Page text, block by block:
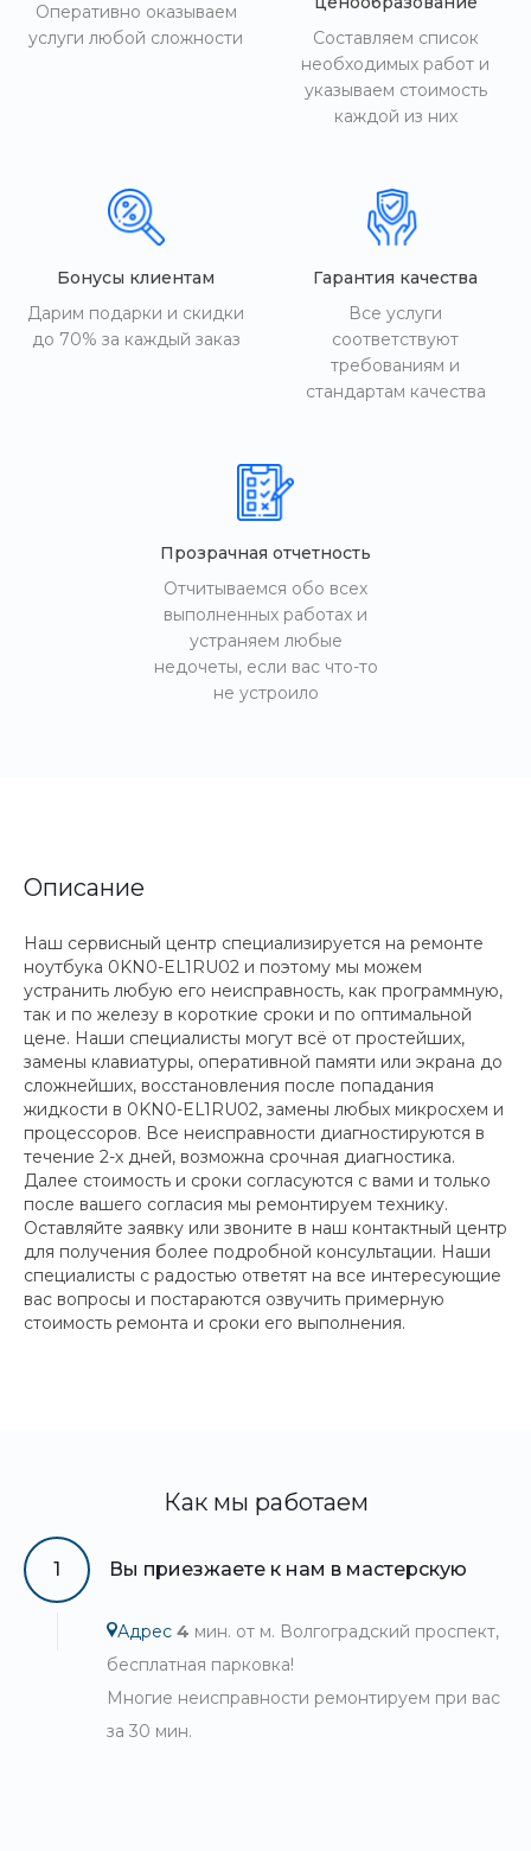
Оперативно оказываем
услуги любой сложности
Составляем список
необходимых работ и
указываем стоимость
каждой из них
Бонусы клиентам
Дарим подарки и скидки
до 70% за каждый заказ
Гарантия качества
Все услуги
соответствуют
требованиям и
стандартам качества
Прозрачная отчетность
Отчитываемся обо всех
выполненных работах и
устраняем любые
недочеты, если вас что-то
не устроило
Описание
Наш сервисный центр специализируется на ремонте
ноутбука 0KN0-EL1RU02 и поэтому мы можем
устранить любую его неисправность, как программную,
так и по железу в короткие сроки и по оптимальной
цене. Наши специалисты могут всё от простейших,
замены клавиатуры, оперативной памяти или экрана до
сложнейших, восстановления после попадания
жидкости в 0KN0-EL1RU02, замены любых микросхем и
процессоров. Все неисправности диагностируются в
течение 2-х дней, возможна срочная диагностика.
Далее стоимость и сроки согласуются с вами и только
после вашего согласия мы ремонтируем технику.
Оставляйте заявку или звоните в наш контактный центр
для получения более подробной консультации. Наши
специалисты с радостью ответят на все интересующие
вас вопросы и постараются озвучить примерную
стоимость ремонта и сроки его выполнения.
Как мы работаем
1 Вы приезжаете к нам в мастерскую
Адрес 4 мин. от м. Волгоградский проспект,
бесплатная парковка!
Многие неисправности ремонтируем при вас
за 30 мин.